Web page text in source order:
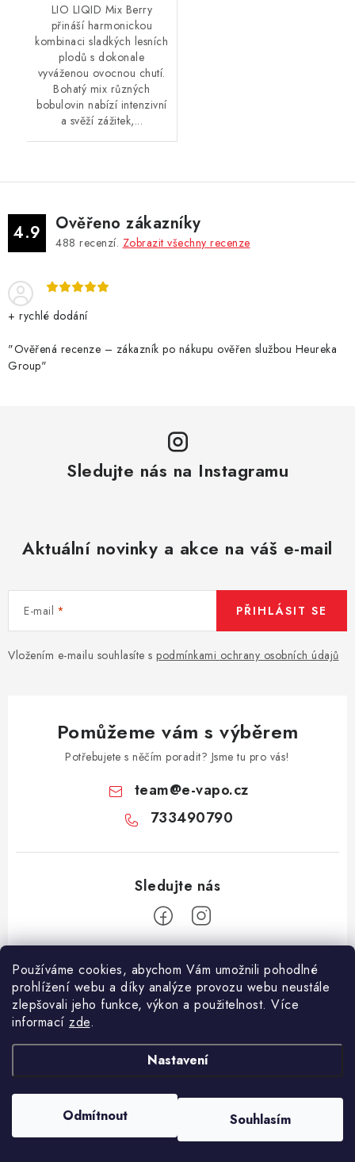
Používáme cookies, abychom Vám umožnili pohodlné
prohlížení webu a díky analýze provozu webu neustále
zlepšovali jeho funkce, výkon a použitelnost. Více
informací zde.
Nastavení
Odmítnout Souhlasím
LIO LIQID Mix Berry
přináší harmonickou
kombinaci sladkých lesních
plodů s dokonale
vyváženou ovocnou chutí.
Bohatý mix různých
bobulovin nabízí intenzivní
a svěží zážitek,...
4.9 Ověřeno zákazníky
488 recenzí. Zobrazit všechny recenze
+ rychlé dodání
"Ověřená recenze – zákazník po nákupu ověřen službou Heureka
Group"
Sledujte nás na Instagramu
Aktuální novinky a akce na váš e-mail
E-mail
Vložením e-mailu souhlasíte s podmínkami ochrany osobních údajů
PŘIHLÁSIT SE
Pomůžeme vám s výběrem
Potřebujete s něčím poradit? Jsme tu pro vás!
team@e-vapo.cz
733490790
Facebook
Jak reklamovat či vrátit zboží
cookies